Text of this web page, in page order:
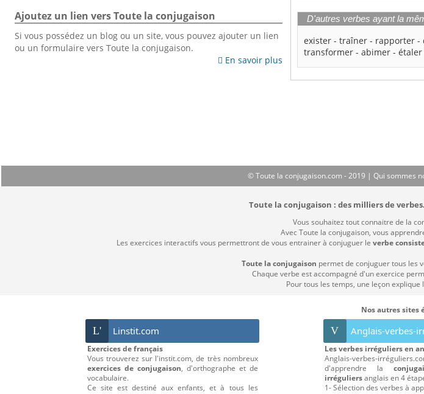
D'autres verbes ayant la
exister -traîner - rapporter -
transformer -abimer -étaler
Ajoutez un lien vers Toute la conjugaison
Si vous possédez un blog ou un site, vous pouvez ajouter un lien
ou un formulaire vers Toute la conjugaison.
 En savoir plus
© Toute la conjugaison.com - 2019 | Qui sommes
Toute la conjugaison : des milliers de
Vous souhaitez tout connaitre de la
Avec Toute la conjugaison, vous
Les exercices interactifs vous permettront de vous entrainer à conjuguer le verbe
Toute la conjugaison permet de conjuguer tous les
Chaque verbe est accompagné d'un exercice
Pour tous les temps, une leçon
Nos autres sites
L' Linstit.com
Exercices de français
Vous trouverez sur l'instit.com, de très nombreux
exercices de conjugaison, d'orthographe et de
vocabulaire.
Ce site est destiné aux enfants, et à tous les
V Anglais-verbes-
Les verbes irréguliers en
Anglais-verbes-
d'apprendre la
irréguliersanglais en 4
1- Sélection des verbes à